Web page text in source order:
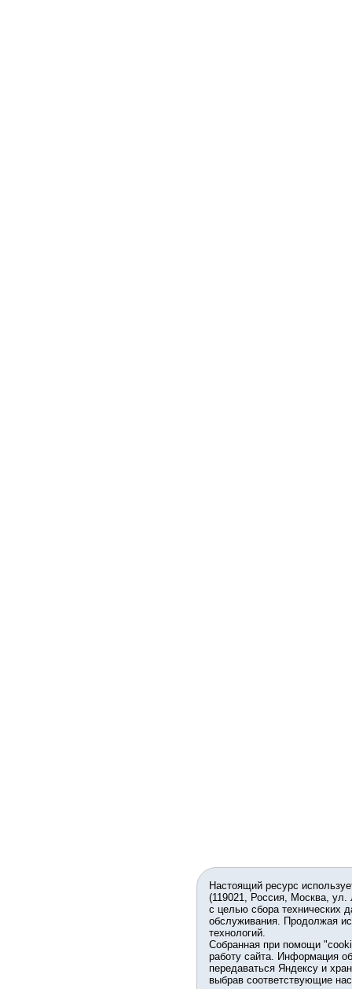
Настоящий ресурс
(119021, Россия, Москва,
с целью сбора технических
обслуживания. Продолжая
технологий.
Собранная при помощи
работу сайта. Информация
передаваться Яндексу и
выбрав соответствующие